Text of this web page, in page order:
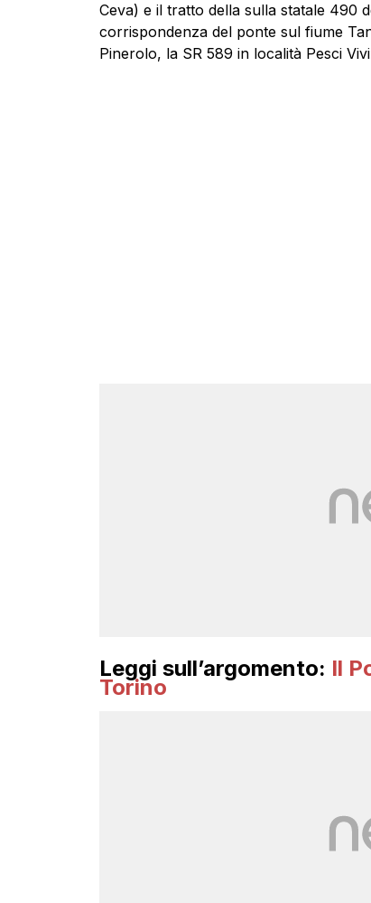
Ceva) e il tratto della sulla statale 490
corrispondenza del ponte sul fiume
Pinerolo, la SR 589 in località Pesci
Leggi sull’argomento: Il
Torino